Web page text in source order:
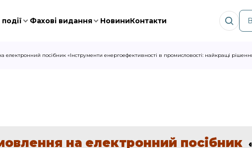
Фахові видання НовиниКонтакти
електронний посібник «Інструменти енергоефективності в промисловості: найкращі
на електронний посібник